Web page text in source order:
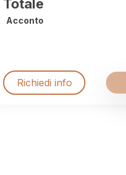
Totale
Acconto
Richiedi info